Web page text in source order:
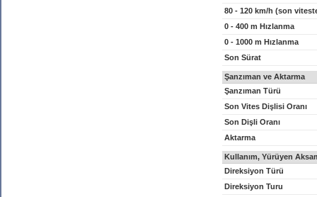
80 - 120 km/h (son
0 - 400 m Hızlanma
0 - 1000 m Hızlanma
Son Sürat
Şanzıman ve Aktarma
Şanzıman Türü
Son Vites Dişlisi Oranı
Son Dişli Oranı
Aktarma
Kullanım, Yürüyen
Direksiyon Türü
Direksiyon Turu